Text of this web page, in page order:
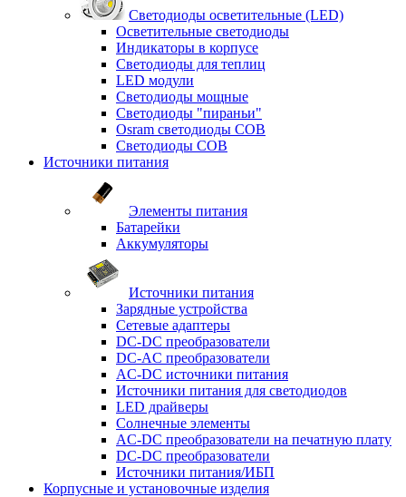
Светодиоды осветительные (LED)
Осветительные светодиоды
Индикаторы в корпусе
Светодиоды для теплиц
LED модули
Светодиоды мощные
Светодиоды "пираньи"
Osram светодиоды COB
Светодиоды COB
Источники питания
Элементы питания
Батарейки
Аккумуляторы
Источники питания
Зарядные устройства
Сетевые адаптеры
DC-DC преобразователи
DC-AC преобразователи
AC-DC источники питания
Источники питания для светодиодов
LED драйверы
Солнечные элементы
AC-DC преобразователи на печатную плату
DC-DC преобразователи
Источники питания/ИБП
Корпусные и установочные изделия